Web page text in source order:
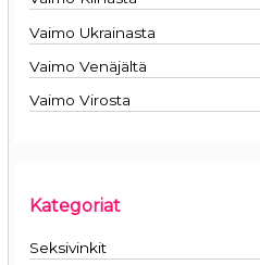
Vaimo Ukrainasta
Vaimo Venäjältä
Vaimo Virosta
Kategoriat
Seksivinkit